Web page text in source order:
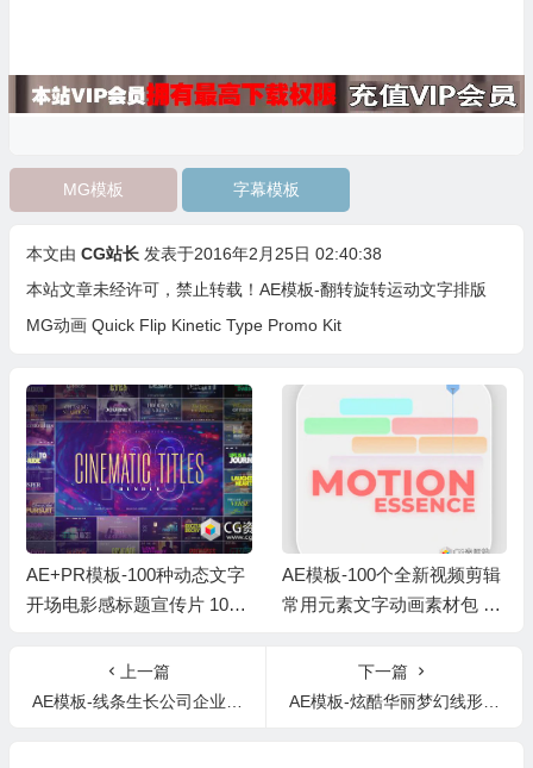
MG模板 字幕模板
本文由 CG站长 发表于2016年2月25日 02:40:38
本站文章未经许可，禁止转载！ AE模板-翻转旋转运动文字排版
MG动画 Quick Flip Kinetic Type Promo Kit
AE+PR模板-100种动态文字
开场电影感标题宣传片 100
AE模板-100个全新视频剪辑
常用元素文字动画素材包 Ed
上一篇
AE模板-线条生长公司企业历史时间线项目事件图片介绍宣传幻灯片
下一篇
AE模板-炫酷华丽梦幻线形切割图片幻灯片切换展示